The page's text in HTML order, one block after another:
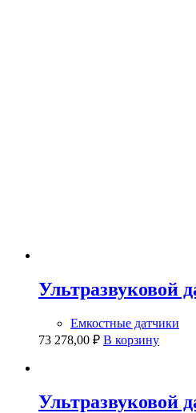
Ультразвуковой
Емкостные датчики
73 278,00 ₽ В корзину
Ультразвуковой